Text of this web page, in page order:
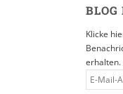
BLOG
Klicke
erhalten.
E-
MAIL-